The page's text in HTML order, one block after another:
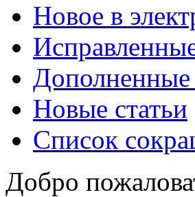
Новое в
Дополненные
Новые статьи
Список
Добро